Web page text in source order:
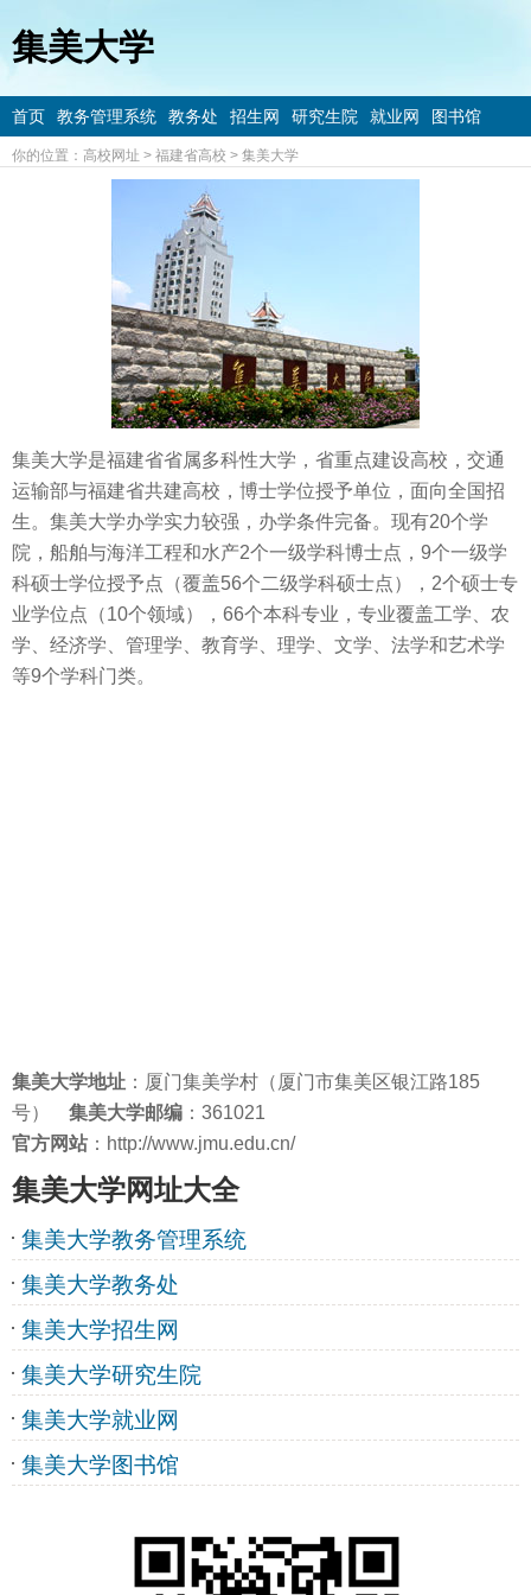
集美大学
首页 教务管理系统 教务处 招生网 研究生院 就业网 图书馆
你的位置： 高校网址 > 福建省高校 > 集美大学
集美大学是福建省省属多科性大学，省重点建设高校，交通
运输部与福建省共建高校，博士学位授予单位，面向全国招
生。集美大学办学实力较强，办学条件完备。现有20个学
院，船舶与海洋工程和水产2个一级学科博士点，9个一级学
科硕士学位授予点（覆盖56个二级学科硕士点），2个硕士专
业学位点（10个领域），66个本科专业，专业覆盖工学、农
学、经济学、管理学、教育学、理学、文学、法学和艺术学
等9个学科门类。
集美大学地址 ：厦门集美学村（厦门市集美区银江路185
号） 集美大学邮编 ：361021
官方网站 ：http://www.jmu.edu.cn/
集美大学网址大全
集美大学教务管理系统
集美大学教务处
集美大学招生网
集美大学研究生院
集美大学就业网
集美大学图书馆